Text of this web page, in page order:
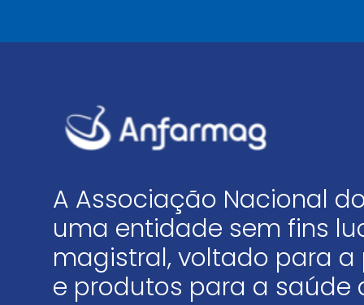
A Associação Nacional
uma entidade sem fins
magistral, voltado para
e produtos para a saúde